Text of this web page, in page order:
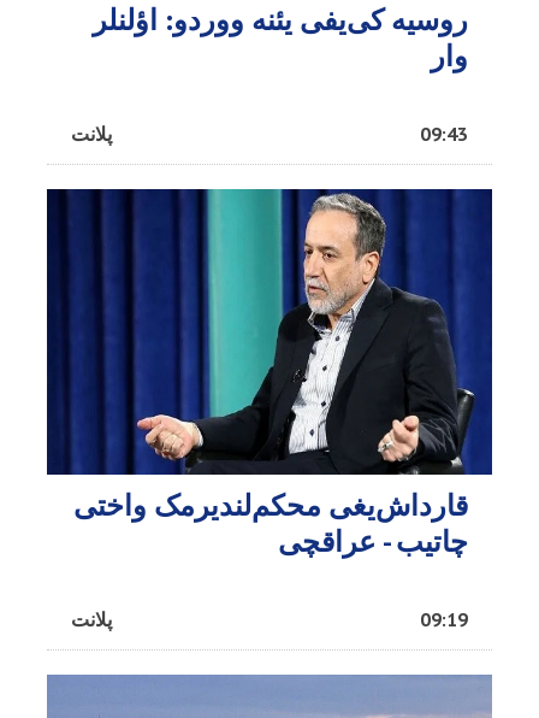
روسیه کی‌یفی یئنه ووردو: اؤلنلر
وار
پلانت 09:43
قارداش‌یغی محکم‌لندیرمک واختی
چاتیب - عراقچی
پلانت 09:19